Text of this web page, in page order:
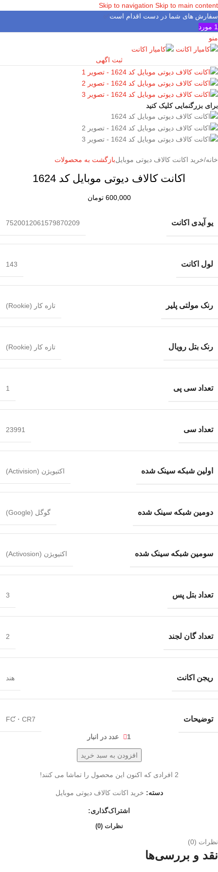
Skip to navigation Skip to main content
سفارش های شما در دست اقدام است
1 مورد
منو
ثبت اگهی
برای بزرگنمایی کلیک کنید
خانه/خرید اکانت کالاف دیوتی موبایلبازگشت به محصولات
اکانت کالاف دیوتی موبایل کد 1624
600,000 تومان
یو آیدی اکانت 7520012061579870209
لول اکانت 143
رنک مولتی پلیر تازه کار (Rookie)
رنک بتل رویال تازه کار (Rookie)
تعداد سی پی 1
تعداد سی 23991
اولین شبکه سینک شده اکتیویژن (Activision)
دومین شبکه سینک شده گوگل (Google)
سومین شبکه سینک شده اکتیویژن (Activosion)
تعداد بتل پس 3
تعداد گان لجند 2
ریجن اکانت هند
توضیحات FƇ・CR7
1 عدد در انبار
افزودن به سبد خرید
2 افرادی که اکنون این محصول را تماشا می کنند!
دسته: خرید اکانت کالاف دیوتی موبایل
اشتراک‌گذاری:
نظرات (0)
نظرات (0)
نقد و بررسی‌ها